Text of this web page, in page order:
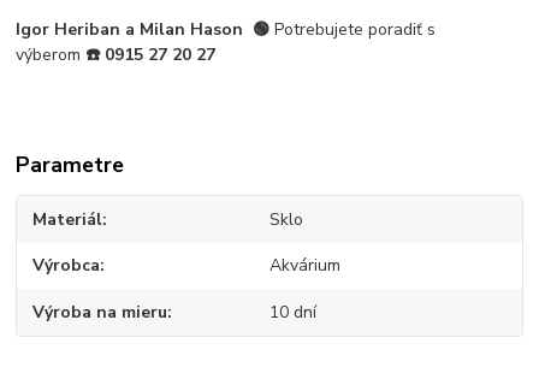
Igor Heriban a Milan Hason 🟢Potrebujete poradiť s
výberom ☎️ 0915 27 20 27
Parametre
Materiál Sklo
Výrobca Akvárium
Výroba na mieru 10 dní